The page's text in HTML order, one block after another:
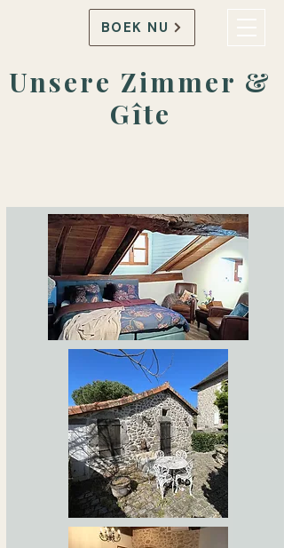
BOEK NU
Unsere Zimmer &
Gîte